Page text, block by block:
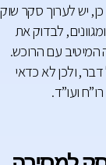
יש לערוך סקר שוק
לבדוק את
המיטיב עם הרוכש.
ולכן לא כדאי
ועו”ד.